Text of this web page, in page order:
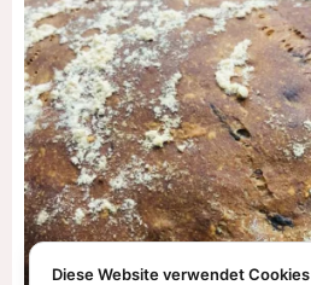
Diese Website verwendet Cookies